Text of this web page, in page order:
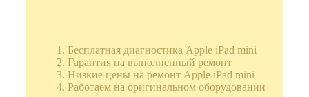
Бесплатная диагностика Apple iPad mini
Гарантия на выполненный ремонт
Низкие цены на ремонт Apple iPad mini
Работаем на оригинальном оборудовании